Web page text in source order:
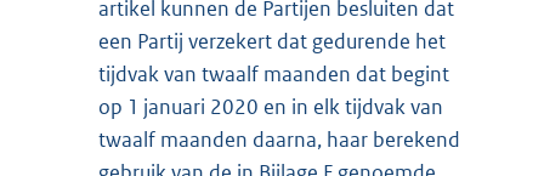
artikel kunnen de Partijen besluiten dat
een Partij verzekert dat gedurende het
tijdvak van twaalf maanden dat begint
op 1 januari 2020 en in elk tijdvak van
twaalf maanden daarna, haar berekend